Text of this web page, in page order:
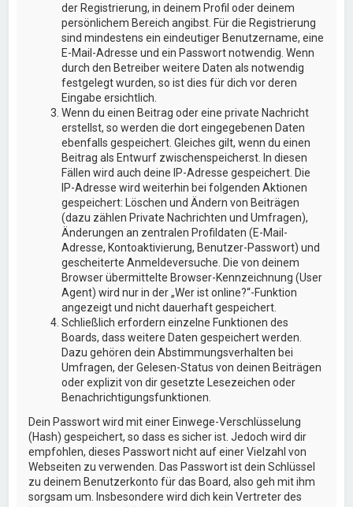
der Registrierung, in deinem Profil oder deinem
persönlichem Bereich angibst. Für die Registrierung
sind mindestens ein eindeutiger Benutzername, eine
E-Mail-Adresse und ein Passwort notwendig. Wenn
durch den Betreiber weitere Daten als notwendig
festgelegt wurden, so ist dies für dich vor deren
Eingabe ersichtlich.
Wenn du einen Beitrag oder eine private Nachricht
erstellst, so werden die dort eingegebenen Daten
ebenfalls gespeichert. Gleiches gilt, wenn du einen
Beitrag als Entwurf zwischenspeicherst. In diesen
Fällen wird auch deine IP-Adresse gespeichert. Die
IP-Adresse wird weiterhin bei folgenden Aktionen
gespeichert: Löschen und Ändern von Beiträgen
(dazu zählen Private Nachrichten und Umfragen),
Änderungen an zentralen Profildaten (E-Mail-
Adresse, Kontoaktivierung, Benutzer-Passwort) und
gescheiterte Anmeldeversuche. Die von deinem
Browser übermittelte Browser-Kennzeichnung (User
Agent) wird nur in der „Wer ist online?“-Funktion
angezeigt und nicht dauerhaft gespeichert.
Schließlich erfordern einzelne Funktionen des
Boards, dass weitere Daten gespeichert werden.
Dazu gehören dein Abstimmungsverhalten bei
Umfragen, der Gelesen-Status von deinen Beiträgen
oder explizit von dir gesetzte Lesezeichen oder
Benachrichtigungsfunktionen.
Dein Passwort wird mit einer Einwege-Verschlüsselung
(Hash) gespeichert, so dass es sicher ist. Jedoch wird dir
empfohlen, dieses Passwort nicht auf einer Vielzahl von
Webseiten zu verwenden. Das Passwort ist dein Schlüssel
zu deinem Benutzerkonto für das Board, also geh mit ihm
sorgsam um. Insbesondere wird dich kein Vertreter des